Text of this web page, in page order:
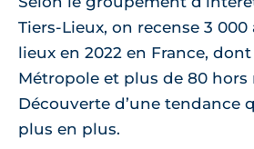
Tiers-Lieux, on recense 3 000
lieux en 2022 en France,
Métropole et plus de 80 hors
Découverte d’une tendance
plus en plus.